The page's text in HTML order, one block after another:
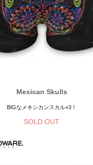
Mexican Skulls
BIGなメキシカンスカル×3！
SOLD OUT